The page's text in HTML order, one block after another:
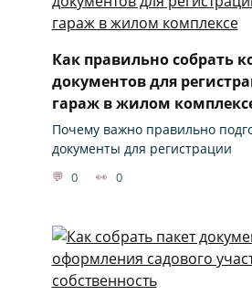
Как правильно собрать
документов для
гараж в жилом
Почему важно правильно
документы для регистрации
0 0